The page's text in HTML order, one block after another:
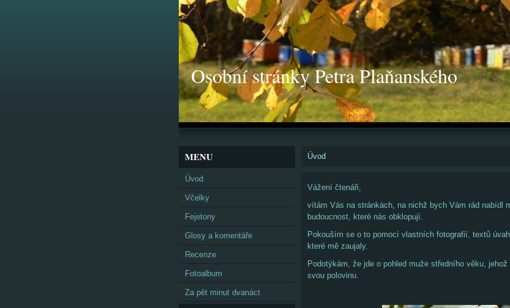
Osobní stránky Petra Plaňanského
Úvod
Vážení čtenáři,
vítám Vás na stránkách, na nichž bych Vám rád nabídl
budoucnost, které nás obklopují.
Pokouším se o to pomocí vlastních fotografií, textů
které mě zaujaly.
Podotýkám, že jde o pohled muže středního věku,
svou polovinu.
MENU
Úvod
Včelky
Fejetony
Glosy a komentáře
Recenze
Fotoalbum
Za pět minut dvanáct